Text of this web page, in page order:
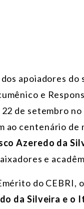
apoiadores
e
22 de setembro
ao centenário
Azeredo da
e
do CEBRI,
da Silveira e o